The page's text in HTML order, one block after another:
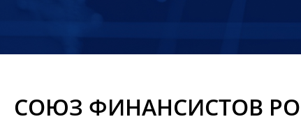
СОЮЗ ФИНАНСИСТОВ